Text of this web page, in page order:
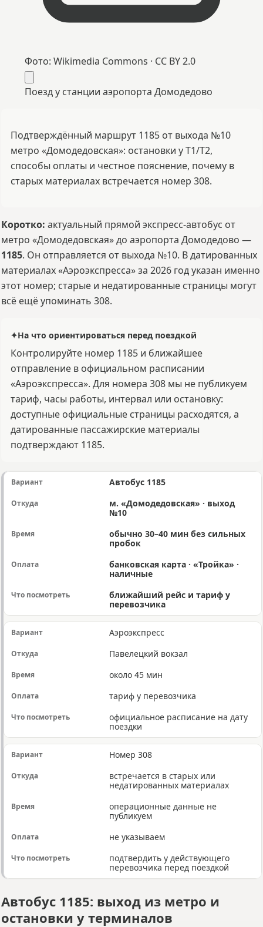
Фото: Wikimedia Commons · CC BY 2.0
Поезд у станции аэропорта Домодедово
Подтверждённый маршрут 1185 от выхода №10
метро «Домодедовская»: остановки у T1/T2,
способы оплаты и честное пояснение, почему в
старых материалах встречается номер 308.
Коротко: актуальный прямой экспресс-автобус от
метро «Домодедовская» до аэропорта Домодедово —
1185. Он отправляется от выхода №10. В датированных
материалах «Аэроэкспресса» за 2026 год указан именно
этот номер; старые и недатированные страницы могут
всё ещё упоминать 308.
✦На что ориентироваться перед поездкой
Контролируйте номер 1185 и ближайшее
отправление в официальном расписании
«Аэроэкспресса». Для номера 308 мы не публикуем
тариф, часы работы, интервал или остановку:
доступные официальные страницы расходятся, а
датированные пассажирские материалы
подтверждают 1185.
Автобус 1185
м. «Домодедовская» · выход
№10
обычно 30–40 мин без сильных
пробок
банковская карта · «Тройка» ·
наличные
ближайший рейс и тариф у
перевозчика
Аэроэкспресс
Павелецкий вокзал
около 45 мин
тариф у перевозчика
официальное расписание на дату
поездки
Номер 308
встречается в старых или
недатированных материалах
операционные данные не
публикуем
не указываем
подтвердить у действующего
перевозчика перед поездкой
Автобус 1185: выход из метро и
остановки у терминалов